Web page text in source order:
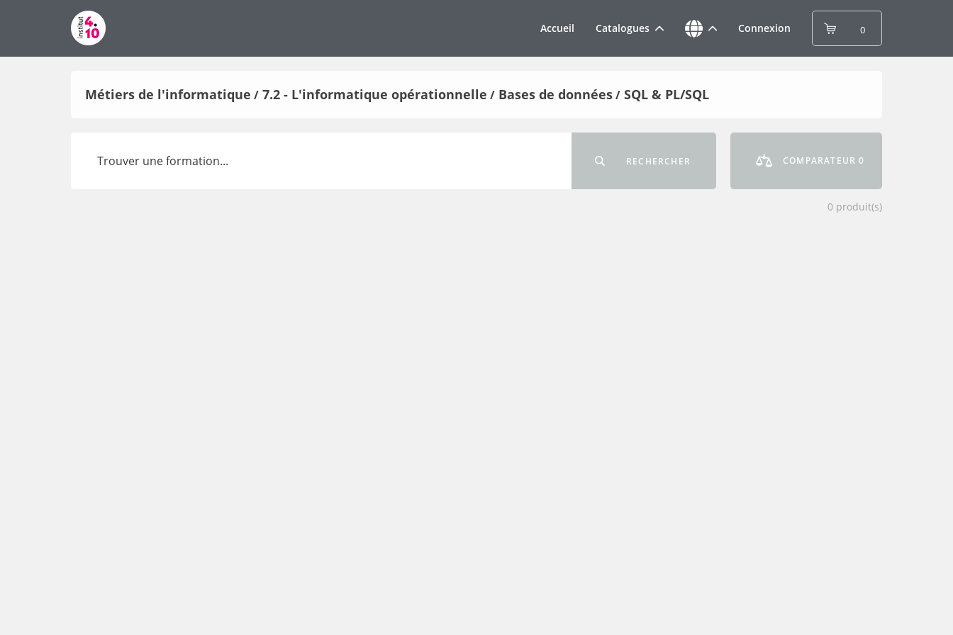
Accueil Catalogues Connexion 0
Métiers de l'informatique / 7.2 - L'informatique opérationnelle / Bases de données/ SQL & PL/SQL
RECHERCHER COMPARATEUR0
0 produit(s)